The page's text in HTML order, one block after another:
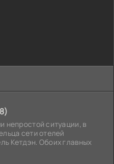
непростой ситуации, в
сети отелей
Кетдэн. Обоих главных